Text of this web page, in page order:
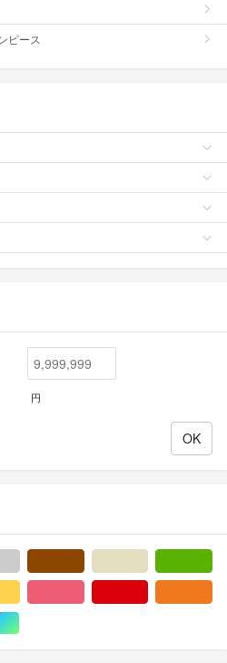
ピース
円
金色系マルチカラー